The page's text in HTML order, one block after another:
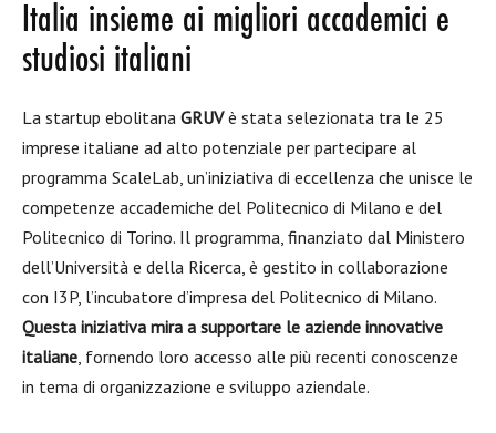
Italia insieme ai migliori accademici e
studiosi italiani
La startup ebolitana GRUVè stata selezionata tra le 25
imprese italiane ad alto potenziale per partecipare al
programma ScaleLab, un’iniziativa di eccellenza che unisce le
competenze accademiche del Politecnico di Milano e del
Politecnico di Torino. Il programma, finanziato dal Ministero
dell’Università e della Ricerca, è gestito in collaborazione
con I3P, l’incubatore d’impresa del Politecnico di Milano.
Questa iniziativa mira a supportare le aziende innovative
italiane, fornendo loro accesso alle più recenti conoscenze
in tema di organizzazione e sviluppo aziendale.